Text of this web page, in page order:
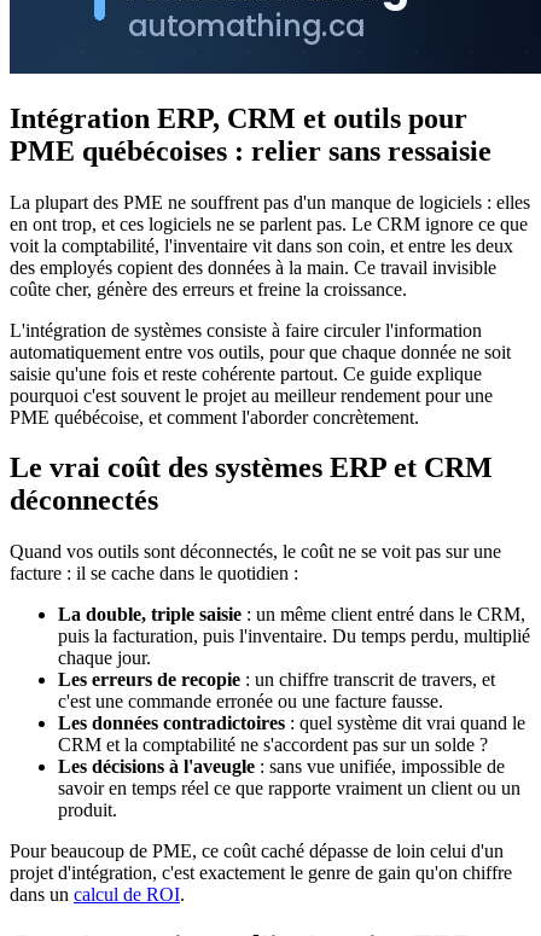
Intégration ERP, CRM et outils pour
PME québécoises : relier sans ressaisie
La plupart des PME ne souffrent pas d'un manque de logiciels : elles
en ont trop, et ces logiciels ne se parlent pas. Le CRM ignore ce que
voit la comptabilité, l'inventaire vit dans son coin, et entre les deux
des employés copient des données à la main. Ce travail invisible
coûte cher, génère des erreurs et freine la croissance.
L'intégration de systèmes consiste à faire circuler l'information
automatiquement entre vos outils, pour que chaque donnée ne soit
saisie qu'une fois et reste cohérente partout. Ce guide explique
pourquoi c'est souvent le projet au meilleur rendement pour une
PME québécoise, et comment l'aborder concrètement.
Le vrai coût des systèmes ERP et CRM
déconnectés
Quand vos outils sont déconnectés, le coût ne se voit pas sur une
facture : il se cache dans le quotidien :
La double, triple saisie : un même client entré dans le CRM,
puis la facturation, puis l'inventaire. Du temps perdu, multiplié
chaque jour.
Les erreurs de recopie : un chiffre transcrit de travers, et
c'est une commande erronée ou une facture fausse.
Les données contradictoires : quel système dit vrai quand le
CRM et la comptabilité ne s'accordent pas sur un solde ?
Les décisions à l'aveugle : sans vue unifiée, impossible de
savoir en temps réel ce que rapporte vraiment un client ou un
produit.
Pour beaucoup de PME, ce coût caché dépasse de loin celui d'un
projet d'intégration, c'est exactement le genre de gain qu'on chiffre
dans un calcul de ROI.